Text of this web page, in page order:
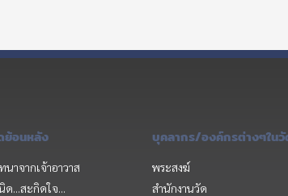
ย้อนหลัง
าจากเจ้าอาวาส
...สะกิดใจ...
บุคลากร/องค์กรต่างๆในวั
พระสงฆ์
สำนักงานวัด